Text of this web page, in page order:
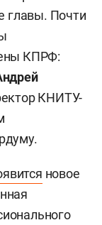
главы. Почти
КПРФ:
КНИТУ-
новое